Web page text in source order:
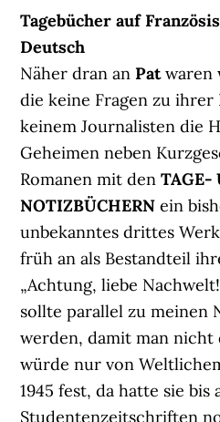
Tagebücher auf
Deutsch
Näher dran anPatwaren
die keine Fragen zu
keinem Journalisten die
Geheimen neben
Romanen mit denTAGE-
NOTIZBÜCHERN ein
unbekanntes drittes
früh an als Bestandteil
„Achtung, liebe
sollte parallel zu meinen
werden, damit man
würde nur von
1945 fest, da hatte sie
Studentenzeitschriften